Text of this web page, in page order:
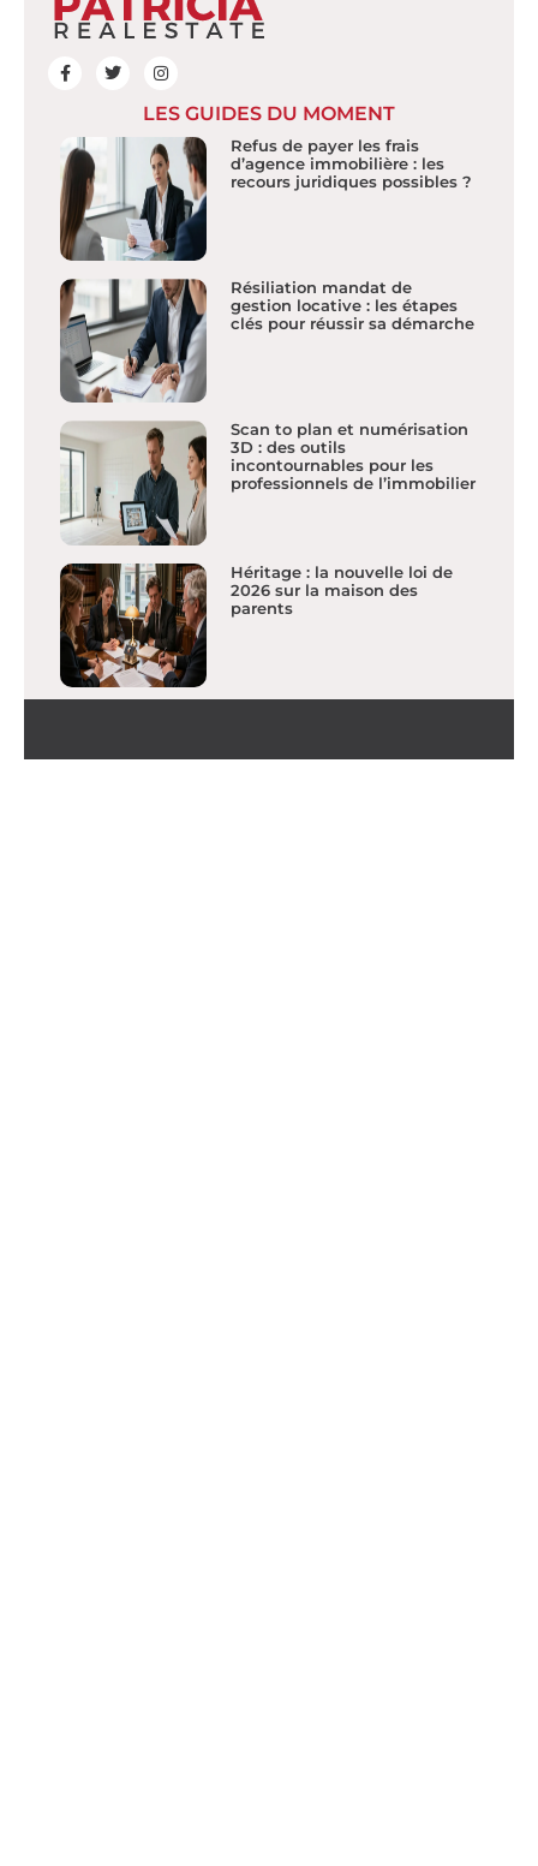
LES GUIDES DU MOMENT
Refus de payer les frais
d’agence immobilière : les
recours juridiques possibles ?
Résiliation mandat de
gestion locative : les étapes
clés pour réussir sa démarche
Scan to plan et numérisation
3D : des outils
incontournables pour les
professionnels de l’immobilier
Héritage : la nouvelle loi de
2026 sur la maison des
parents